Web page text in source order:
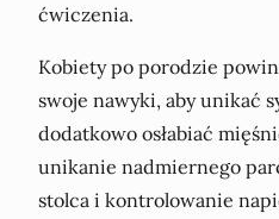
ćwiczenia.
Kobiety po porodzie
swoje nawyki, aby unikać
dodatkowo osłabiać
unikanie nadmiernego
stolca i kontrolowanie